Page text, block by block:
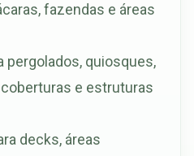
fazendas e áreas
pergolados, quiosques,
e estruturas
decks, áreas